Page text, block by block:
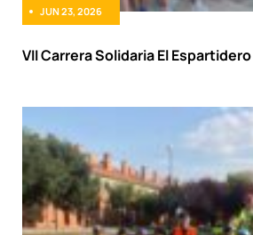
JUN 23, 2026
VII Carrera Solidaria El Espartidero